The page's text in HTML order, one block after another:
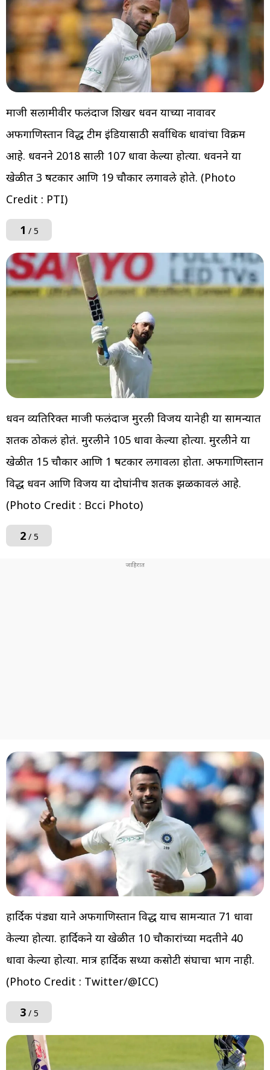
माजी सलामीवीर फलंदाज शिखर धवन याच्या नावावर
अफगाणिस्तान विरुद्ध टीम इंडियासाठी सर्वाधिक धावांचा विक्रम
आहे. धवनने 2018 साली 107 धावा केल्या होत्या. धवनने या
खेळीत 3 षटकार आणि 19 चौकार लगावले होते. (Photo
Credit : PTI)
1 / 5
धवन व्यतिरिक्त माजी फलंदाज मुरली विजय यानेही या सामन्यात
शतक ठोकलं होतं. मुरलीने 105 धावा केल्या होत्या. मुरलीने या
खेळीत 15 चौकार आणि 1 षटकार लगावला होता. अफगाणिस्तान
विरुद्ध धवन आणि विजय या दोघांनीच शतक झळकावलं आहे.
(Photo Credit : Bcci Photo)
2/ 5
हार्दिक पंड्या याने अफगाणिस्तान विरुद्ध याच सामन्यात 71 धावा
केल्या होत्या. हार्दिकने या खेळीत 10 चौकारांच्या मदतीने 40
धावा केल्या होत्या. मात्र हार्दिक सध्या कसोटी संघाचा भाग नाही.
(Photo Credit : Twitter/@ICC)
3/ 5